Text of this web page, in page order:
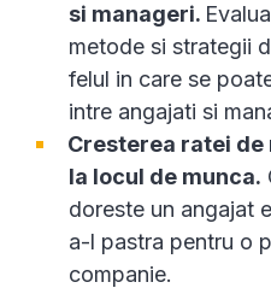
si manageri.
metode si strategii
felul in care se
intre angajati si
Cresterea ratei
la locul de munca.
doreste un angajat
a-l pastra pentru o
companie.